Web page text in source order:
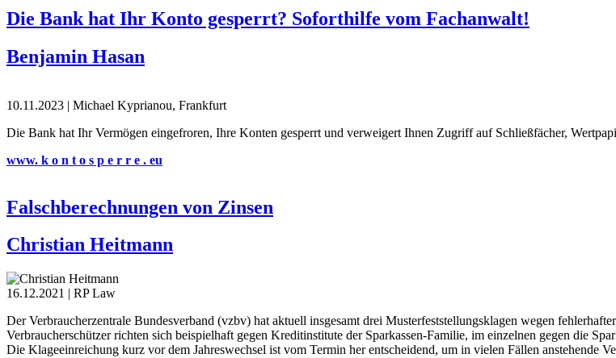
Die Bank hat Ihr Konto gesperrt? Soforthilfe vom Fachanwalt!
Benjamin Hasan
10.11.2023 | Michael Kyprianou, Frankfurt
Die Bank hat Ihr Vermögen eingefroren, Ihre Konten gesperrt und verweigert Ihnen Zugriff auf Schließfächer,
www. k o n t o s p e r r e . eu
Falschberechnungen von Zinsen
Christian Heitmann
16.12.2021 | RP Law
Der Verbraucherzentrale Bundesverband (vzbv) hat aktuell insgesamt drei Musterfeststellungsklagen wegen
Verbraucherschützer richten sich beispielhaft gegen Kreditinstitute der Sparkassen-Familie, im einzelnen gegen die
Die Klageeinreichung kurz vor dem Jahreswechsel ist vom Termin her entscheidend, um in vielen Fällen anstehende